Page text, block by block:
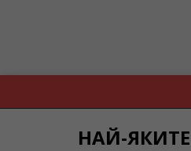
НАЙ-